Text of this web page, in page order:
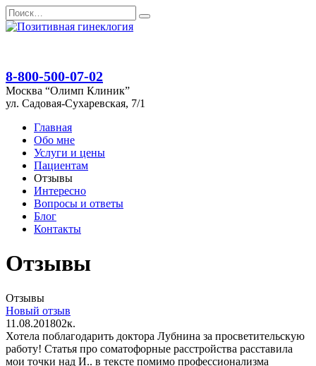
Перейти
к
Search
for:
8-800-500-07-02
Москва “Олимп Клиник”
ул. Садовая-Сухаревская, 7/1
Главная
Обо мне
Услуги и цены
Пациентам
Отзывы
Интересно
Вопросы и ответы
Блог
Контакты
Отзывы
Отзывы
Новый отзыв
11.08.201802к.
Хотела поблагодарить доктора Лубнина за просветительскую
работу! Статья про соматофорные расстройства расставила
мои точки над И.. в тексте помимо профессионализма